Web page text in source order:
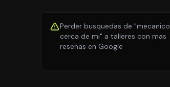
Perder busquedas de "mecanico
cerca de mi" a talleres con mas
resenas en Google